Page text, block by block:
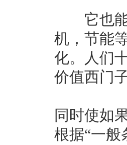
它也能
机，节能
化。人们
价值西门
同时使如
根据“一般